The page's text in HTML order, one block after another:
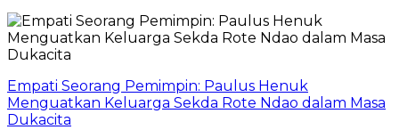
Empati Seorang Pemimpin: Paulus Henuk
Menguatkan Keluarga Sekda Rote Ndao dalam Masa
Dukacita